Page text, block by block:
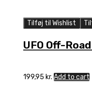
Tilføj til Wishlist
UFO Off-
199,95 kr. Add to cart